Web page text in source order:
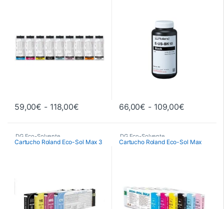
59,00€ - 118,00€Rango de precios: desde 59,00€
Este producto tiene múltiples variantes. Las opciones se
66,00€ - 109,00€Rango de
Este producto tiene múltiples
DG Eco-Solvente
Cartucho Roland Eco-Sol Max 3
DG Eco-Solvente
Cartucho Roland Eco-Sol Max